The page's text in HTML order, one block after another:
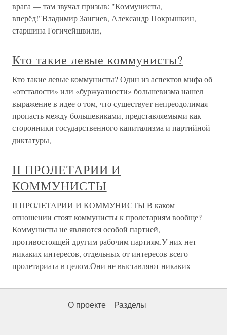
врага — там звучал призыв: "Коммунисты,
вперёд!"Владимир Зангиев, Александр Покрышкин,
старшина Гогичейшвили,
Кто такие левые коммунисты?
Кто такие левые коммунисты? Один из аспектов мифа об
«отсталости» или «буржуазности» большевизма нашел
выражение в идее о том, что существует непреодолимая
пропасть между большевиками, представляемыми как
сторонники государственного капитализма и партийной
диктатуры,
II ПРОЛЕТАРИИ И
КОММУНИСТЫ
II ПРОЛЕТАРИИ И КОММУНИСТЫ В каком
отношении стоят коммунисты к пролетариям вообще?
Коммунисты не являются особой партией,
противостоящей другим рабочим партиям.У них нет
никаких интересов, отдельных от интересов всего
пролетариата в целом.Они не выставляют никаких
О проекте Разделы